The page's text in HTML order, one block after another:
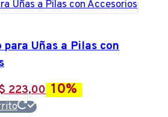
para Uñas a Pilas con
223,00El10%